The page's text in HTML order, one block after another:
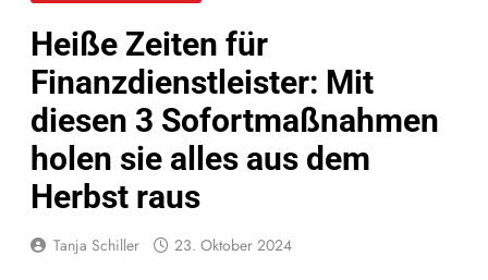
Heiße Zeiten für
Finanzdienstleister: Mit
diesen 3 Sofortmaßnahmen
holen sie alles aus dem
Herbst raus
Tanja Schiller 23. Oktober 2024